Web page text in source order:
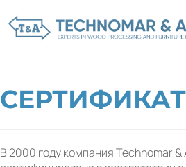
В 2000 году компания Technomar